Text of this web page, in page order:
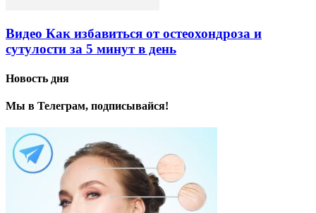
Видео Как избавиться от остеохондроза и
сутулости за 5 минут в день
Новость дня
Мы в Телеграм, подписывайся!